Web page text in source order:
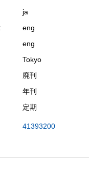
ja
eng
eng
Tokyo
廃刊
年刊
定期
41393200